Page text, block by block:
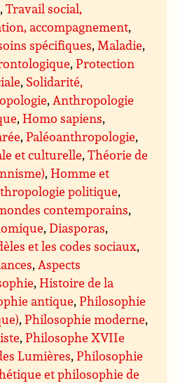
,Travail social,
accompagnement,
spécifiques, Maladie,
,Protection
, Solidarité,
, Anthropologie
,Homo sapiens,
,Paléoanthropologie,
et culturelle,Théorie de
,Homme et
politique,
contemporains,
,Diasporas,
et les codes sociaux,
, Aspects
,Histoire de la
antique,Philosophie
,Philosophie moderne,
,Philosophe XVIIe
Lumières,Philosophie
et philosophie de